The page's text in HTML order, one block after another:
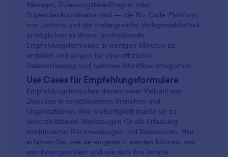
Manager, Zulassungsbeauftragter oder
Stipendienkoordinator sind — die No-Code-Plattform
von Jotform und die umfangreiche Vorlagenbibliothek
ermöglichen es Ihnen, professionelle
Empfehlungsformulare in wenigen Minuten zu
erstellen und sorgen für eine effiziente
Datenerfassung und nahtlose Workflow-Integration.
Use Cases für Empfehlungsformulare
Empfehlungsformulare dienen einer Vielzahl von
Zwecken in verschiedenen Branchen und
Organisationen. Ihre Vielseitigkeit macht sie zu
unverzichtbaren Werkzeugen für die Erfassung
strukturierter Rückmeldungen und Referenzen. Hier
erfahren Sie, wie sie eingesetzt werden können, wer
von ihnen profitiert und wie sich ihre Inhalte